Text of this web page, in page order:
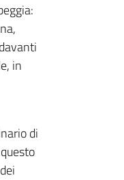
in
di